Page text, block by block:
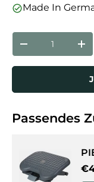
Made In
Anzahl
Menge
Passendes